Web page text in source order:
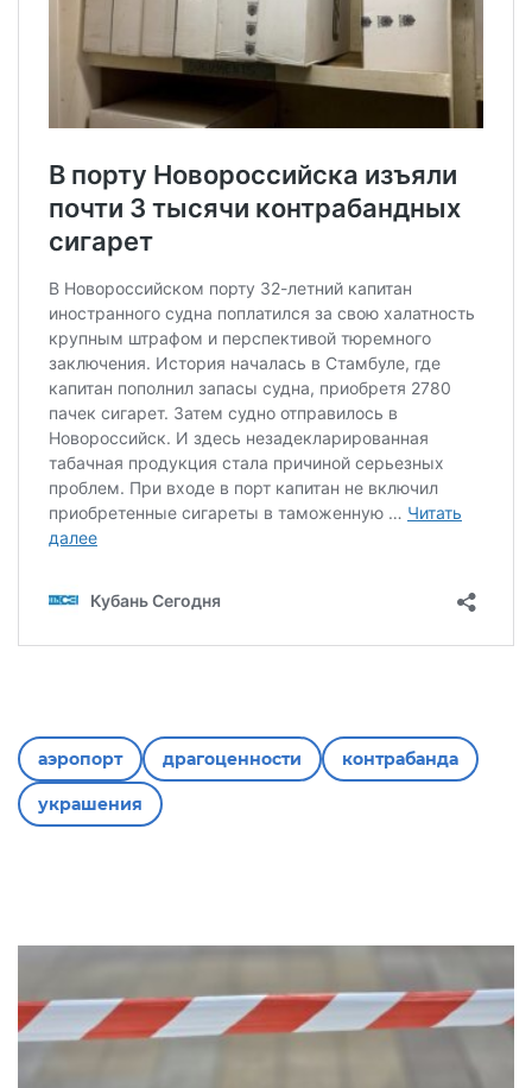
аэропорт драгоценности контрабанда
украшения